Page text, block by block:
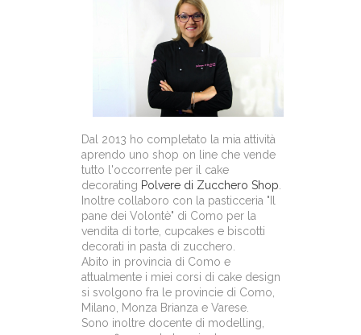
Dal 2013 ho completato la mia attività
aprendo uno shop on line che vende
tutto l'occorrente per il cake
decorating Polvere di Zucchero Shop.
Inoltre collaboro con la pasticceria "Il
pane dei Volontè" di Como per la
vendita di torte, cupcakes e biscotti
decorati in pasta di zucchero.
Abito in provincia di Como e
attualmente i miei corsi di cake design
si svolgono fra le provincie di Como,
Milano, Monza Brianza e Varese.
Sono inoltre docente di modelling,